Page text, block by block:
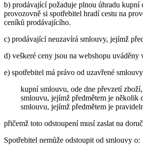
b) prodávající požaduje plnou úhradu
provozovně si spotřebitel hradí cestu na
ceníků prodávajícího.
c) prodávající neuzavírá smlouvy, jejímž
d) veškeré ceny jsou na webshopu
e) spotřebitel má právo od uzavřené
kupní smlouvu, ode dne převzetí zboží,
smlouvu, jejímž předmětem je několik
smlouvu, jejímž předmětem je
přičemž toto odstoupení musí zaslat na
Spotřebitel nemůže odstoupit od smlouvy o: